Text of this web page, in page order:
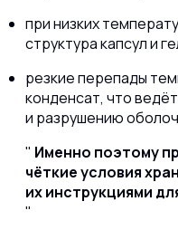
при низких
структура капсул и
резкие перепады
конденсат, что
и разрушению
Именно поэтому
чёткие условия
их инструкциями